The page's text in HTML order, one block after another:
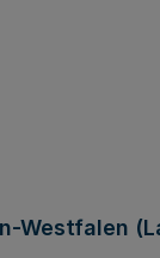
Westfalen